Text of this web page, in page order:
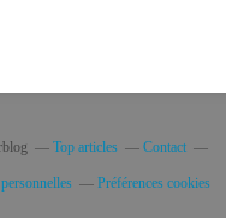
Top articles Contact
Préférences cookies